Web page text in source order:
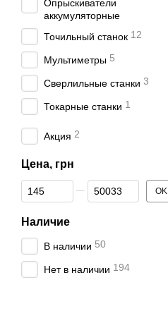
Опрыскиватели
аккумуляторные
Точильный станок 12
Мультиметры 5
Сверлильные станки 3
Токарные станки 1
Акция 2
Цена, грн
От Цена, грн
До Цена, грн OK
Наличие
В наличии 50
Нет в наличии 194